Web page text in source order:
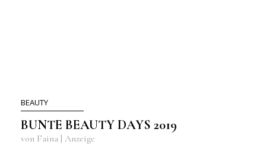
BEAUTY
BUNTE BEAUTY DAYS 2019
von Faina | Anzeige